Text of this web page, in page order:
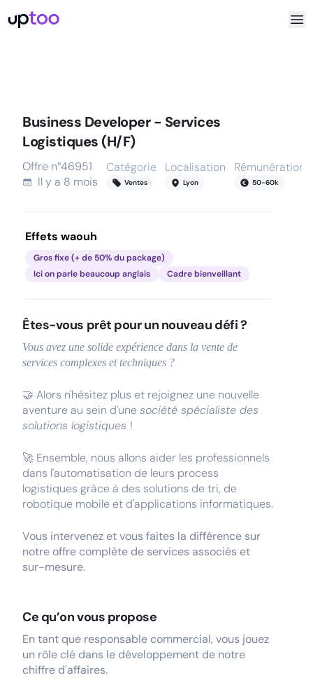
Business Developer - Services
Logistiques (H/F)
Offre n°46951
Il y a 8 mois
Catégorie
Ventes
Localisation
Lyon
Rémunération
50-60k
Effets waouh
Gros fixe (+ de 50% du package)
Ici on parle beaucoup anglais
Cadre bienveillant
Êtes-vous prêt pour un nouveau défi ?
Vous avez une solide expérience dans la vente de
services complexes et techniques ?
🤝 Alors n'hésitez plus et rejoignez une nouvelle
aventure au sein d'unesociété spécialiste des
solutions logistiques !
🚀 Ensemble, nous allons aider les professionnels
dans l'automatisation de leurs process
logistiques grâce à des solutions de tri, de
robotique mobile et d'applications informatiques.
Vous intervenez et vous faites la différence sur
notre offre complète de services associés et
sur-mesure.
Ce qu’on vous propose
En tant que responsable commercial, vous jouez
un rôle clé dans le développement de notre
chiffre d'affaires.